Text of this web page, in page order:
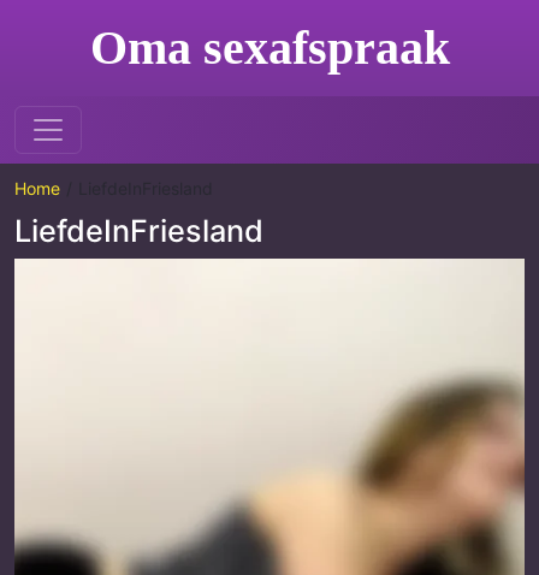
Oma sexafspraak
Home
LiefdeInFriesland